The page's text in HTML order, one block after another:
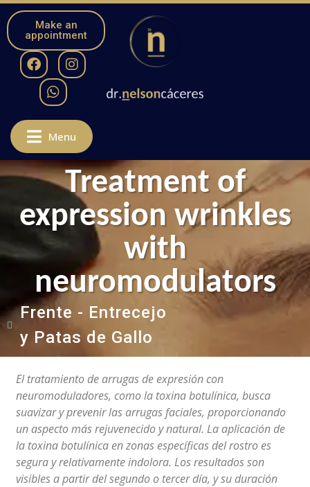
Make an
appointment
Menu
Treatment of
expression wrinkles
with
neuromodulators
Frente - Entrecejo
y Patas de Gallo
El tratamiento de arrugas de expresión con
neuromoduladores, como la toxina botulínica, busca
suavizar y prevenir las arrugas faciales, proporcionando
un aspecto más rejuvenecido y natural. La aplicación de
la toxina botulínica en zonas específicas del rostro es
segura y relativamente indolora. Los resultados son
visibles a partir del segundo o tercer día, y su duración